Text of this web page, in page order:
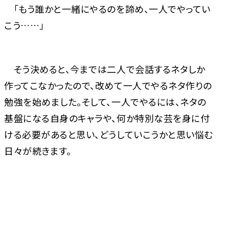
「もう誰かと一緒にやるのを諦め、一人でやってい
こう……」
そう決めると、今までは二人で会話するネタしか
作ってこなかったので、改めて一人でやるネタ作りの
勉強を始めました。そして、一人でやるには、ネタの
基盤になる自身のキャラや、何か特別な芸を身に付
ける必要があると思い、どうしていこうかと思い悩む
日々が続きます。